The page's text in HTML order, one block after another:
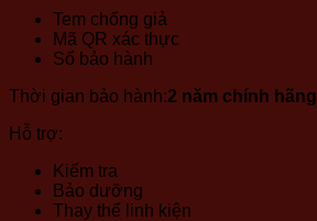
Tem chống giả
Mã QR xác thực
Sổ bảo hành
Thời gian bảo hành:2 năm chính hãng
Hỗ trợ:
Kiểm tra
Bảo dưỡng
Thay thế linh kiện